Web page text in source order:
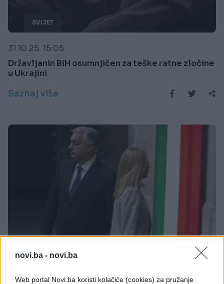
novi.ba - novi.ba
Web portal Novi.ba koristi kolačiće (cookies) za pružanje
SVIJET
31.10.25. 15:05
Državljanin BiH osumnjičen za teške ratne zločine
u Ukrajini
Saznaj više
SVIJET
31.10.25. 13:27